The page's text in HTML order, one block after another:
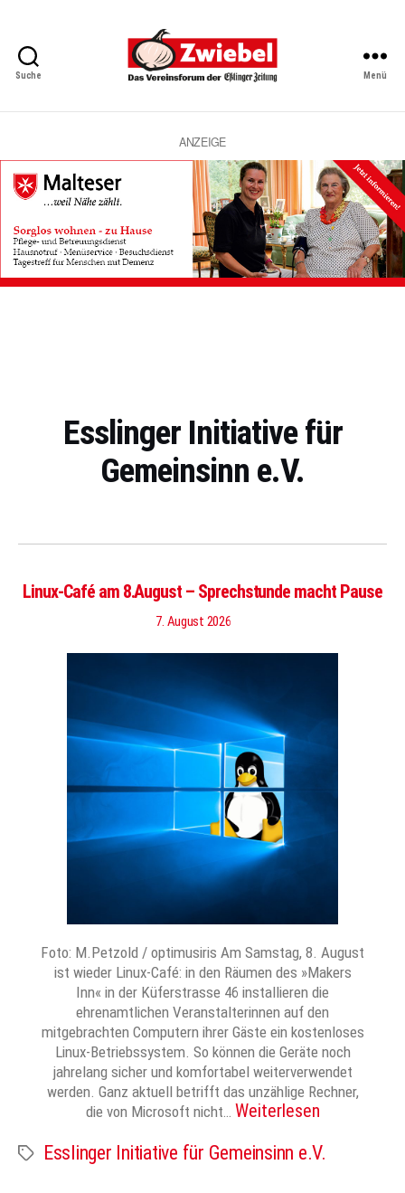
Suche
Vereinsforum
Eßlinger
Zeitung
Menü
ANZEIGE
Esslinger Initiative für
Gemeinsinn e.V.
Linux-Café am 8.August – Sprechstunde macht Pause
7. August 2026
Foto: M.Petzold / optimusiris Am Samstag, 8. August
ist wieder Linux-Café: in den Räumen des »Makers
Inn« in der Küferstrasse 46 installieren die
ehrenamtlichen Veranstalterinnen auf den
mitgebrachten Computern ihrer Gäste ein kostenloses
Linux-Betriebssystem. So können die Geräte noch
jahrelang sicher und komfortabel weiterverwendet
werden. Ganz aktuell betrifft das unzählige Rechner,
die von Microsoft nicht… Weiterlesen
Schlagwörter
Esslinger Initiative für Gemeinsinn e.V.